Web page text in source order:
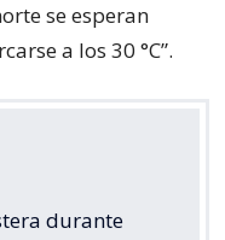
se esperan
a los 30 °C”.
durante